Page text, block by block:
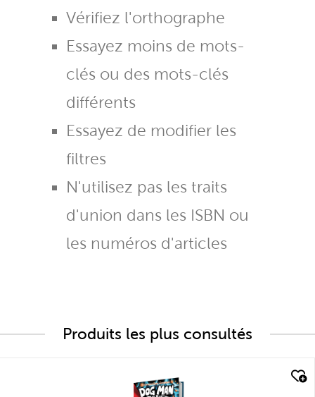
Vérifiez l'orthographe
Essayez moins de mots-
clés ou des mots-clés
différents
Essayez de modifier les
filtres
N'utilisez pas les traits
d'union dans les ISBN ou
les numéros d'articles
Produits les plus consultés